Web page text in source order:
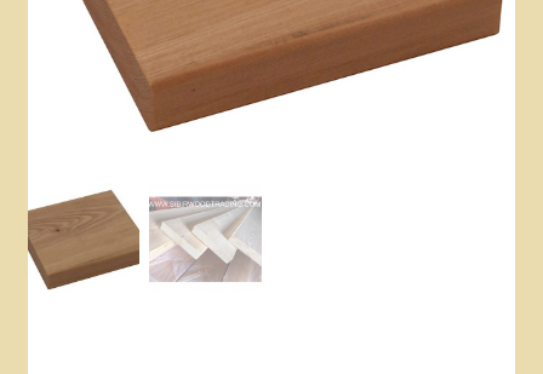
Akcije – sibirski macesen
Varovanje zasebnosti